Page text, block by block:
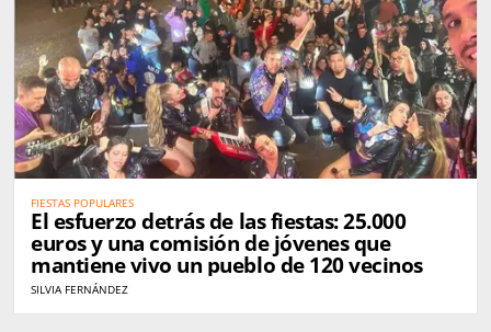
FIESTAS POPULARES
El esfuerzo detrás de las fiestas: 25.000
euros y una comisión de jóvenes que
mantiene vivo un pueblo de 120 vecinos
SILVIA FERNÁNDEZ